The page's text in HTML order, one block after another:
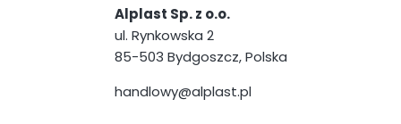
Alplast Sp. z o.o.
ul. Rynkowska 2
85-503 Bydgoszcz, Polska
handlowy@alplast.pl